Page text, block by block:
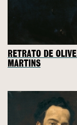
RETRATO DE
MARTINS